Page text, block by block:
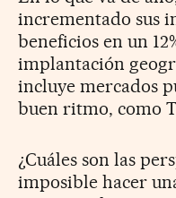
incrementado sus
beneficios en un
implantación
incluye mercados
buen ritmo, como
¿Cuáles son las
imposible hacer